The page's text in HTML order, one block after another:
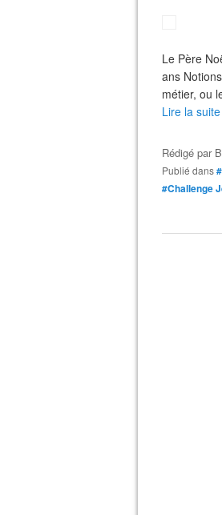
Le Père
ans
métier, ou
Lire la suite
Rédigé par
Publié dans
#Challenge